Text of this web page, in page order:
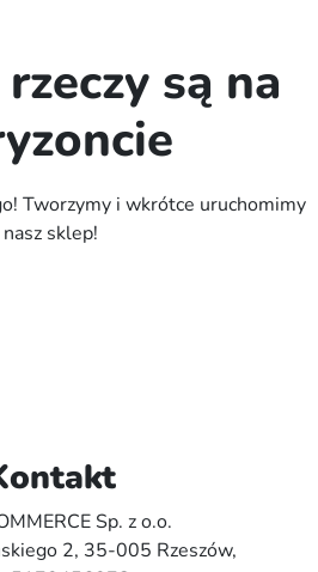
są na
Tworzymy i wkrótce uruchomimy
nasz sklep!
Sp. z o.o.
2, 35-005 Rzeszów,